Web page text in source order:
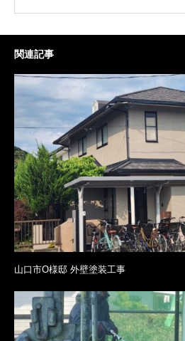
関連記事
山口市O様邸 外壁塗装工事